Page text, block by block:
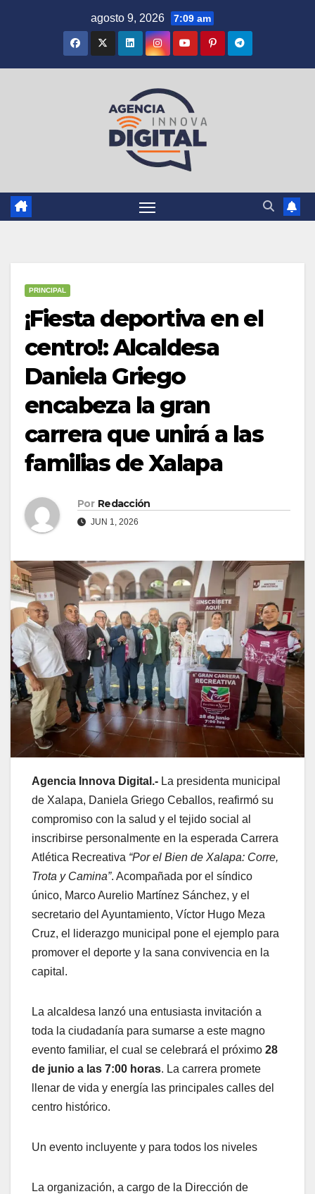
agosto 9, 2026 7:09 am
PRINCIPAL
¡Fiesta deportiva en el
centro!: Alcaldesa
Daniela Griego
encabeza la gran
carrera que unirá a las
familias de Xalapa
Por Redacción
JUN 1, 2026
Agencia Innova Digital.- La presidenta municipal
de Xalapa, Daniela Griego Ceballos, reafirmó su
compromiso con la salud y el tejido social al
inscribirse personalmente en la esperada Carrera
Atlética Recreativa “Por el Bien de Xalapa: Corre,
Trota y Camina”. Acompañada por el síndico
único, Marco Aurelio Martínez Sánchez, y el
secretario del Ayuntamiento, Víctor Hugo Meza
Cruz, el liderazgo municipal pone el ejemplo para
promover el deporte y la sana convivencia en la
capital.
La alcaldesa lanzó una entusiasta invitación a
toda la ciudadanía para sumarse a este magno
evento familiar, el cual se celebrará el próximo 28
de junio a las 7:00 horas. La carrera promete
llenar de vida y energía las principales calles del
centro histórico.
Un evento incluyente y para todos los niveles
La organización, a cargo de la Dirección de